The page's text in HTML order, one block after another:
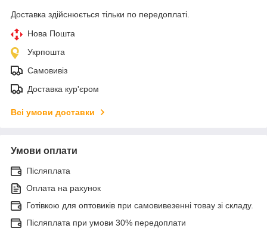
Доставка здійснюється тільки по передоплаті.
Нова Пошта
Укрпошта
Самовивіз
Доставка кур'єром
Всі умови доставки
Умови оплати
Післяплата
Оплата на рахунок
Готівкою для оптовиків при самовивезенні товау зі складу.
Післяплата при умови 30% передоплати